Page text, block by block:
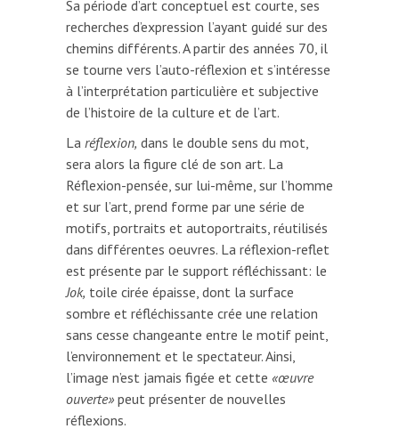
Sa période d’art conceptuel est courte, ses
recherches d’expression l’ayant guidé sur des
chemins différents. A partir des années 70, il
se tourne vers l’auto-réflexion et s’intéresse
à l’interprétation particulière et subjective
de l’histoire de la culture et de l’art.
La réflexion, dans le double sens du mot,
sera alors la figure clé de son art. La
Réflexion-pensée, sur lui-même, sur l’homme
et sur l’art, prend forme par une série de
motifs, portraits et autoportraits, réutilisés
dans différentes oeuvres. La réflexion-reflet
est présente par le support réfléchissant: le
Jok, toile cirée épaisse, dont la surface
sombre et réfléchissante crée une relation
sans cesse changeante entre le motif peint,
l’environnement et le spectateur. Ainsi,
l’image n’est jamais figée et cette «œuvre
ouverte» peut présenter de nouvelles
réflexions.